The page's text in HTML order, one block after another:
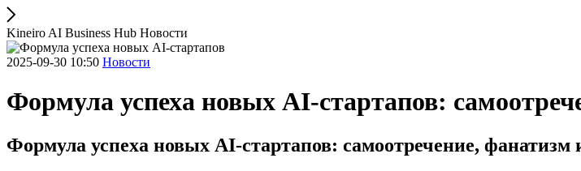
Kineiro AI Business Hub Новости
2025-09-30 10:50 Новости
Формула успеха новых AI-стартапов:
Формула успеха новых AI-стартапов: самоотречение, фанатизм